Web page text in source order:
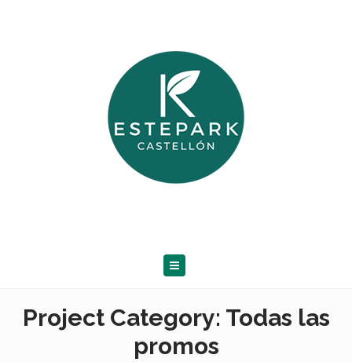
Project Category: Todas las
promos